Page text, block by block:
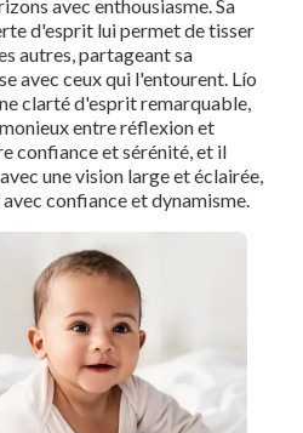
avec enthousiasme. Sa
d'esprit lui permet de tisser
autres, partageant sa
avec ceux qui l'entourent. Lío
clarté d'esprit remarquable,
entre réflexion et
confiance et sérénité, et il
une vision large et éclairée,
confiance et dynamisme.